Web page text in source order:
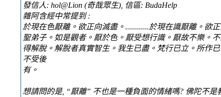
發信人: hol@Lion (奇哉眾生), 信區: BudaHelp
雜阿含經中常提到 :
於現在色厭離。欲正向滅盡。............於現在識厭離。欲
聖弟子。如是觀者。厭於色。厭受想行識。厭故不樂。
得解脫。解脫者真實智生。我生已盡。梵行已立。所作
不受後
有。
想請問的是, “厭離” 不也是一種負面的情緒嗎? 佛陀不是